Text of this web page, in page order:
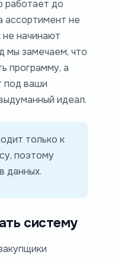
работает до
ассортимент не
не начинают
мы замечаем, что
программу, а
под ваши
идеал.
только к
поэтому
данных.
систему